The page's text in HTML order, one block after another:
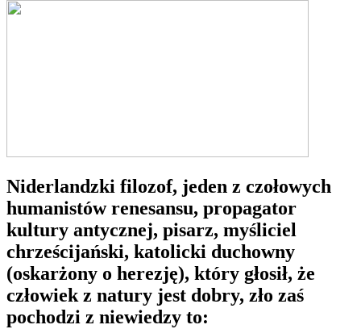
Niderlandzki filozof, jeden z czołowych
humanistów renesansu, propagator
kultury antycznej, pisarz, myśliciel
chrześcijański, katolicki duchowny
(oskarżony o herezję), który głosił, że
człowiek z natury jest dobry, zło zaś
pochodzi z niewiedzy to: